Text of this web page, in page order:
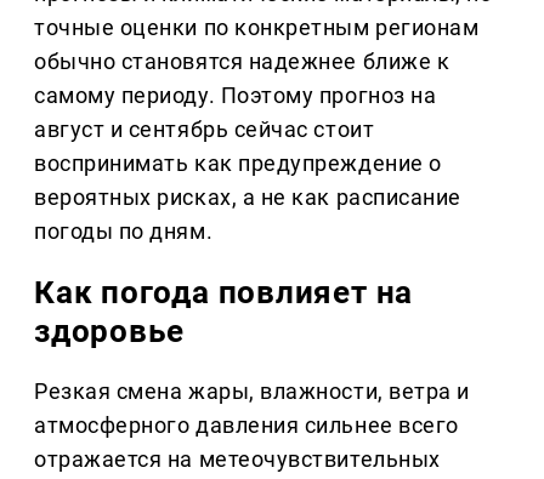
точные оценки по конкретным регионам
обычно становятся надежнее ближе к
самому периоду. Поэтому прогноз на
август и сентябрь сейчас стоит
воспринимать как предупреждение о
вероятных рисках, а не как расписание
погоды по дням.
Как погода повлияет на
здоровье
Резкая смена жары, влажности, ветра и
атмосферного давления сильнее всего
отражается на метеочувствительных